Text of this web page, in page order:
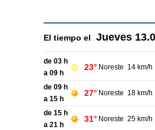
El tiempo el Jueves
de 03 h
a 09 h
23° Noreste 14 km/h
de 09 h
a 15 h
27° Noreste 18 km/h
de 15 h
a 21 h
31° Noreste 25 km/h